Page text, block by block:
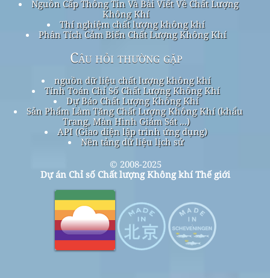
Nguồn Cấp Thông Tin Và Bài Viết Về Chất Lượng
Không Khí
Thí nghiệm chất lượng không khí
Phân Tích Cảm Biến Chất Lượng Không Khí
Câu hỏi thường gặp
nguồn dữ liệu chất lượng không khí
Tính Toán Chỉ Số Chất Lượng Không Khí
Dự Báo Chất Lượng Không Khí
Sản Phẩm Làm Tăng Chất Lượng Không Khí (khẩu
Trang, Màn Hình Giám Sát ...)
API (Giao diện lập trình ứng dụng)
Nền tảng dữ liệu lịch sử
© 2008-2025
Dự án Chỉ số Chất lượng Không khí Thế giới